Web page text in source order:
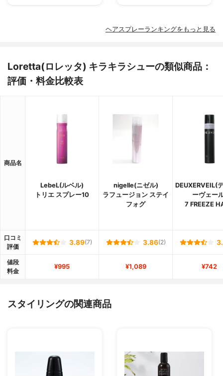
ヘアスプレーランキングをもっと見る
Loretta(ロレッタ) キラキラシューの類似商品：
評価・料金比較表
商品名
LebeL(ルベル)
トリエ スプレー10
nigelle(ニゼル)
ラフュージョン ステイ
フォグ
DEUXERVEIL(
ーヴェー
7 FREEZE
口コミ
評価
3.89(7) 3.86(2)
値段
料金
¥995 ¥1,089 ¥742
スタイリングの関連商品